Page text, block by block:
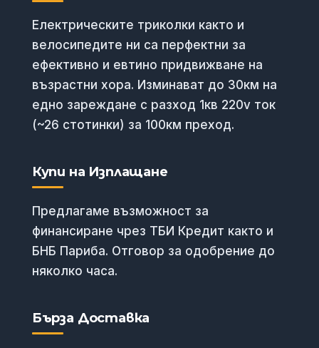
Електрическите триколки както и
велосипедите ни са перфектни за
ефективно и евтино придвижване на
възрастни хора. Изминават до 30км на
едно зареждане с разход 1кв 220v ток
(~26 стотинки) за 100км преход.
Купи на Изплащане
Предлагаме възможност за
финансиране чрез ТБИ Кредит както и
БНБ Париба. Отговор за одобрение до
няколко часа.
Бърза Доставка